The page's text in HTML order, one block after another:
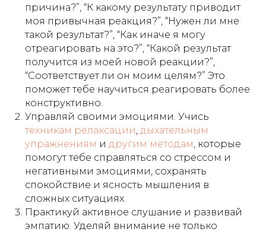
причина?”, “К какому результату приводит
моя привычная реакция?”, “Нужен ли мне
такой результат?”, “Как иначе я могу
отреагировать на это?”, “Какой результат
получится из моей новой реакции?”,
“Соответствует ли он моим целям?” Это
поможет тебе научиться реагировать более
конструктивно.
Управляй своими эмоциями. Учись
техникам релаксации, дыхательным
упражнениям и другим методам, которые
помогут тебе справляться со стрессом и
негативными эмоциями, сохранять
спокойствие и ясность мышления в
сложных ситуациях.
Практикуй активное слушание и развивай
эмпатию. Уделяй внимание не только
support@neuroboost.io
Задать вопрос
Документы
Остались вопросы?
Санкт-Петербург г, ул. Чапаева, д. 3, литера Б,
этаж 5, пом. 12Н, 197046
Написать нам:
ООО «Инвест Портал». ИНН 7801558015. ОГРН
Стать партнером